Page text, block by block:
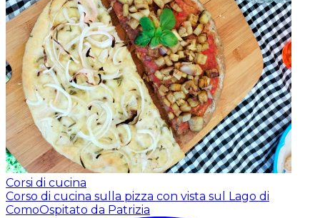
Corsi di cucina
Corso di cucina sulla pizza con vista sul Lago di
ComoOspitato da Patrizia